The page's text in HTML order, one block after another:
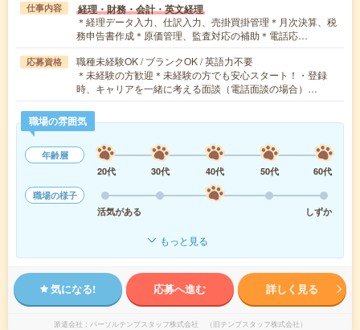
仕事内容 経理・財務・会計・英文経理
＊経理データ入力、仕訳入力、売掛買掛管理＊月次決算、税
務申告書作成＊原価管理、監査対応の補助＊電話応…
応募資格
職種未経験OK / ブランクOK / 英語力不要
＊未経験の方歓迎＊未経験の方でも安心スタート！・登録
時、キャリアを一緒に考える面談（電話面談の場合）…
職場の雰囲気
年齢層
20代
30代 40代 50代
60代
職場の様子
活気がある
しずか
もっと見る
気になる! 応募へ進む 詳しく見る
派遣会社 パーソルテンプスタッフ株式会社 （旧テンプスタッフ株式会社）